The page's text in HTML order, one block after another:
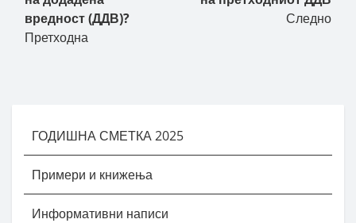
вредност (ДДВ)?
Претходна
Следно
ГОДИШНА СМЕТКА 2025
Примери и книжења
Информативни написи